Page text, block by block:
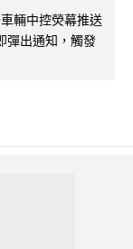
輛中控熒幕推送
彈出通知，觸發